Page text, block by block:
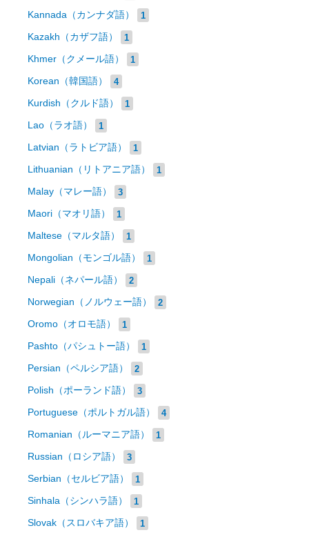
Kannada（カンナダ語） 1
Kazakh（カザフ語） 1
Khmer（クメール語） 1
Korean（韓国語） 4
Kurdish（クルド語） 1
Lao（ラオ語） 1
Latvian（ラトビア語） 1
Lithuanian（リトアニア語） 1
Malay（マレー語） 3
Maori（マオリ語） 1
Maltese（マルタ語） 1
Mongolian（モンゴル語） 1
Nepali（ネパール語） 2
Norwegian（ノルウェー語） 2
Oromo（オロモ語） 1
Pashto（パシュトー語） 1
Persian（ペルシア語） 2
Polish（ポーランド語） 3
Portuguese（ポルトガル語） 4
Romanian（ルーマニア語） 1
Russian（ロシア語） 3
Serbian（セルビア語） 1
Sinhala（シンハラ語） 1
Slovak（スロバキア語） 1